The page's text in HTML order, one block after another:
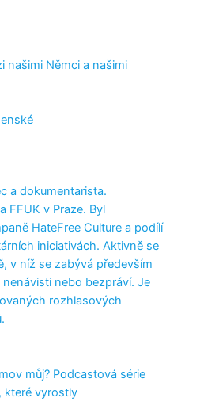
našimi Němci a našimi
a dokumentarista.
FFUK v Praze. Byl
HateFree Culture a podílí
iniciativách. Aktivně se
v níž se zabývá především
nebo bezpráví. Je
rozhlasových
můj? Podcastová série
které vyrostly